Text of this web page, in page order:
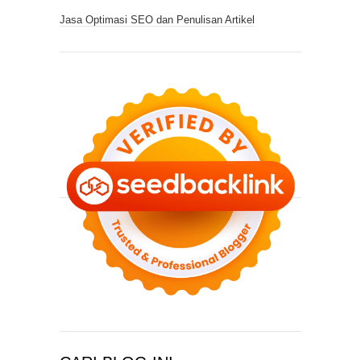
Jasa Optimasi SEO dan Penulisan Artikel